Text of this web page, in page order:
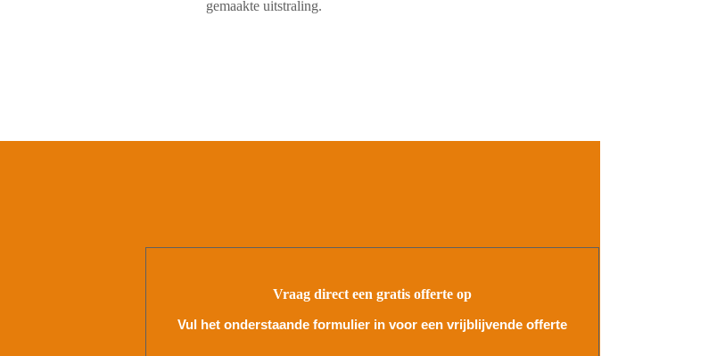
gemaakte uitstraling.
Vraag direct een gratis offerte op
Vul het onderstaande formulier in voor een vrijblijvende offerte